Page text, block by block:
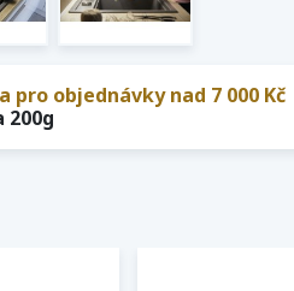
pro objednávky nad 7 000 Kč
200g